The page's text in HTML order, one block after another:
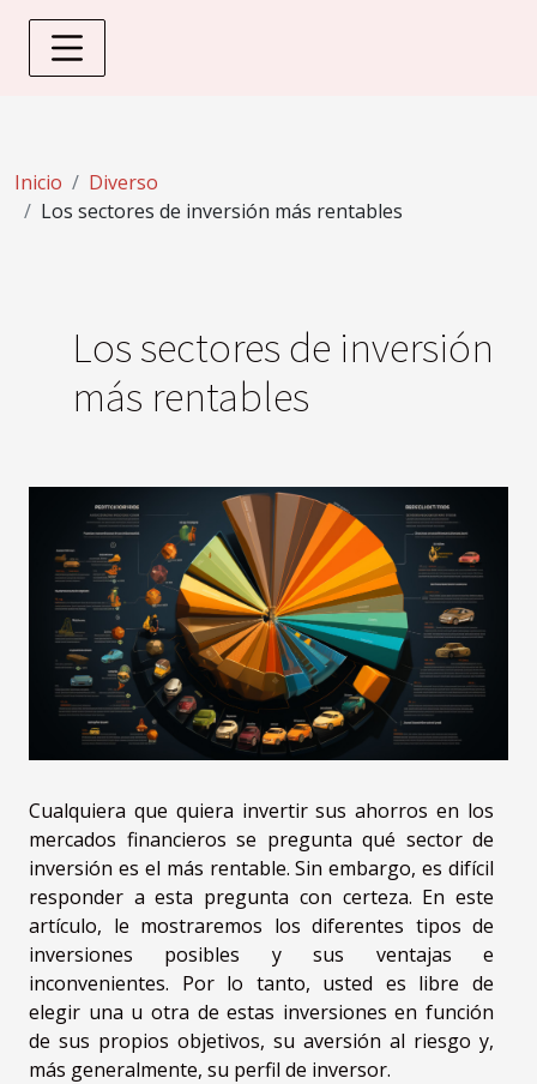
Inicio
Diverso
Los sectores de inversión más rentables
Los sectores de inversión
más rentables
Cualquiera que quiera invertir sus ahorros en los
mercados financieros se pregunta qué sector de
inversión es el más rentable. Sin embargo, es difícil
responder a esta pregunta con certeza. En este
artículo, le mostraremos los diferentes tipos de
inversiones posibles y sus ventajas e
inconvenientes. Por lo tanto, usted es libre de
elegir una u otra de estas inversiones en función
de sus propios objetivos, su aversión al riesgo y,
más generalmente, su perfil de inversor.